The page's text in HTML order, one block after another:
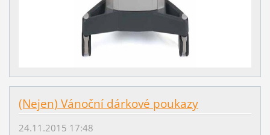
(Nejen) Vánoční dárkové poukazy
24.11.2015 17:48